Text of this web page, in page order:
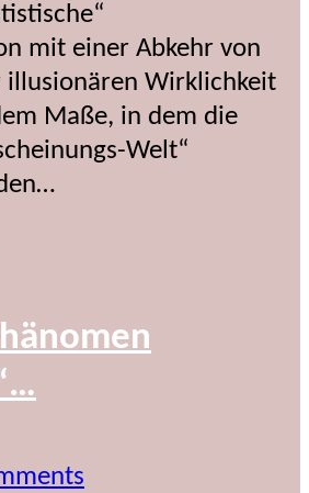
mit einer Abkehr von
illusionären Wirklichkeit
Maße, in dem die
Welt“